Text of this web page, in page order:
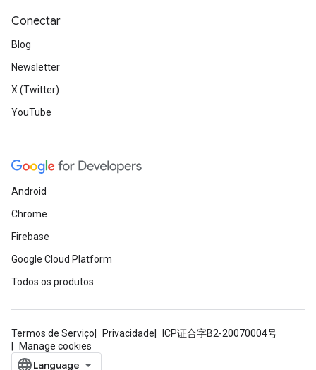
Conectar
Blog
Newsletter
X (Twitter)
YouTube
Android
Chrome
Firebase
Google Cloud Platform
Todos os produtos
Termos de Serviço Privacidade
ICP证合字B2-20070004号
Manage cookies